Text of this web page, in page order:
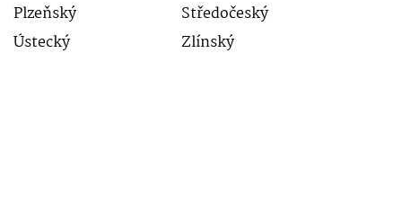
Plzeňský
Středočeský
Ústecký
Zlínský